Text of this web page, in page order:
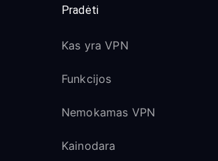
Pradėti
Kas yra VPN
Funkcijos
Nemokamas VPN
Kainodara